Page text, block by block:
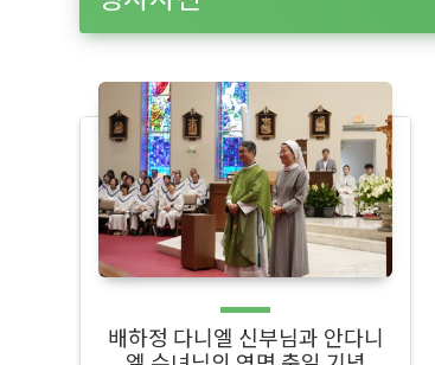
배하정 다니엘 신부님과 안다니